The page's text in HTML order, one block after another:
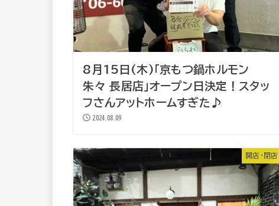
8月15日(木)「京もつ鍋ホルモン
朱々 長居店」オープン日決定！スタッ
フさんアットホームすぎた♪
2024.08.09
開店・閉店